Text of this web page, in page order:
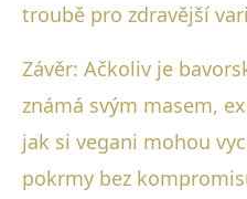
troubě pro zdravější
Závěr: Ačkoliv je
známá svým masem,
jak si vegani mohou
pokrmy bez